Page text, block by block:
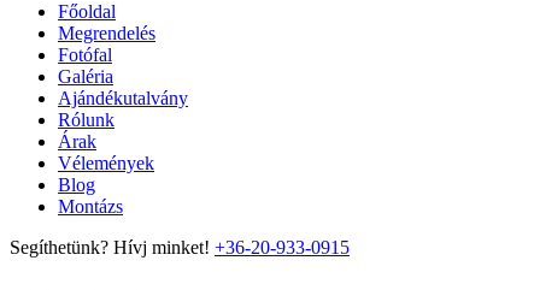
Főoldal
Megrendelés
Fotófal
Galéria
Ajándékutalvány
Rólunk
Árak
Vélemények
Blog
Montázs
Segíthetünk? Hívj minket! +36-20-933-0915